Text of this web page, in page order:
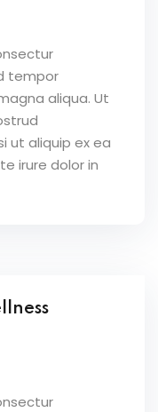
tempor
aliqua. Ut
ut aliquip ex ea
irure dolor in